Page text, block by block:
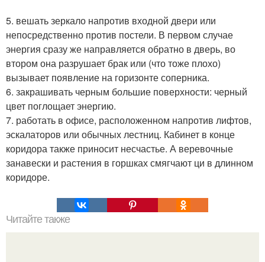
5. вешать зеркало напротив входной двери или
непосредственно против постели. В первом случае
энергия сразу же направляется обратно в дверь, во
втором она разрушает брак или (что тоже плохо)
вызывает появление на горизонте соперника.
6. закрашивать черным большие поверхности: черный
цвет поглощает энергию.
7. работать в офисе, расположенном напротив лифтов,
эскалаторов или обычных лестниц. Кабинет в конце
коридора также приносит несчастье. А веревочные
занавески и растения в горшках смягчают ци в длинном
коридоре.
Читайте также